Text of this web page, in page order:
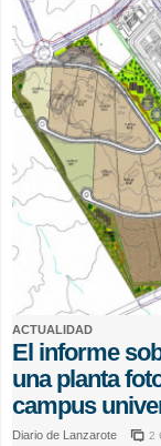
ACTUALIDAD
El informe
una planta
campus
Diario de Lanzarote 2